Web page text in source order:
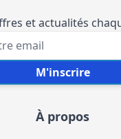
et actualités
M'inscrire
À propos